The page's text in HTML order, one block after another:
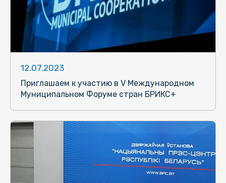
12.07.2023
Приглашаем к участию в V Международном
Муниципальном Форуме стран БРИКС+